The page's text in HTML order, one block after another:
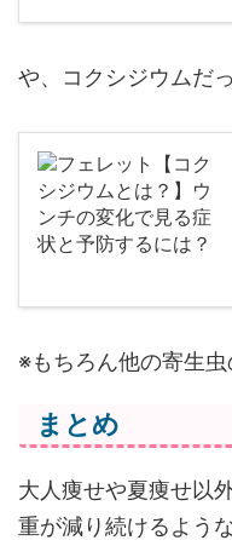
や、コクシジウムだ
※もちろん他の寄生虫
まとめ
大人痩せや夏痩せ以
重が減り続けるよう